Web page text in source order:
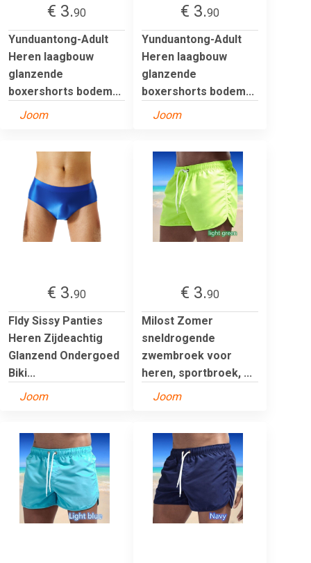
€ 3.90
Yunduantong-Adult
Heren laagbouw
glanzende
boxershorts bodem...
Joom
€ 3.90
Yunduantong-Adult
Heren laagbouw
glanzende
boxershorts bodem...
Joom
€ 3.90
Fldy Sissy Panties
Heren Zijdeachtig
Glanzend Ondergoed
Biki...
Joom
€ 3.90
Milost Zomer
sneldrogende
zwembroek voor
heren, sportbroek, ...
Joom